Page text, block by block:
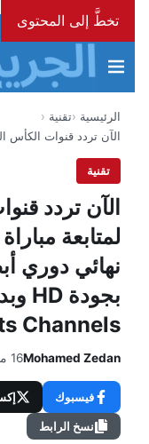
تخطَّ إلى المحتوى
الجمعة، 7 أغسطس 2026
الرئيسية
تقنية
الآن تردد قنوات الكأس القطرية 2026
تقنية
لمتابعة
Channels
Mohamed Zedan16 مايو 2026 - 11:49 ص
فيسبوك
نسخ الرابط